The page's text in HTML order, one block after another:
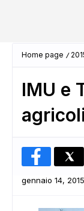
Home page
IMU e
gennaio 14, 2015